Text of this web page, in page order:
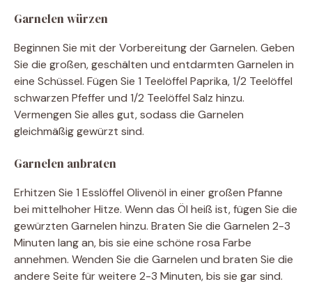
Garnelen würzen
Beginnen Sie mit der Vorbereitung der Garnelen. Geben
Sie die großen, geschälten und entdarmten Garnelen in
eine Schüssel. Fügen Sie 1 Teelöffel Paprika, 1/2 Teelöffel
schwarzen Pfeffer und 1/2 Teelöffel Salz hinzu.
Vermengen Sie alles gut, sodass die Garnelen
gleichmäßig gewürzt sind.
Garnelen anbraten
Erhitzen Sie 1 Esslöffel Olivenöl in einer großen Pfanne
bei mittelhoher Hitze. Wenn das Öl heiß ist, fügen Sie die
gewürzten Garnelen hinzu. Braten Sie die Garnelen 2-3
Minuten lang an, bis sie eine schöne rosa Farbe
annehmen. Wenden Sie die Garnelen und braten Sie die
andere Seite für weitere 2-3 Minuten, bis sie gar sind.